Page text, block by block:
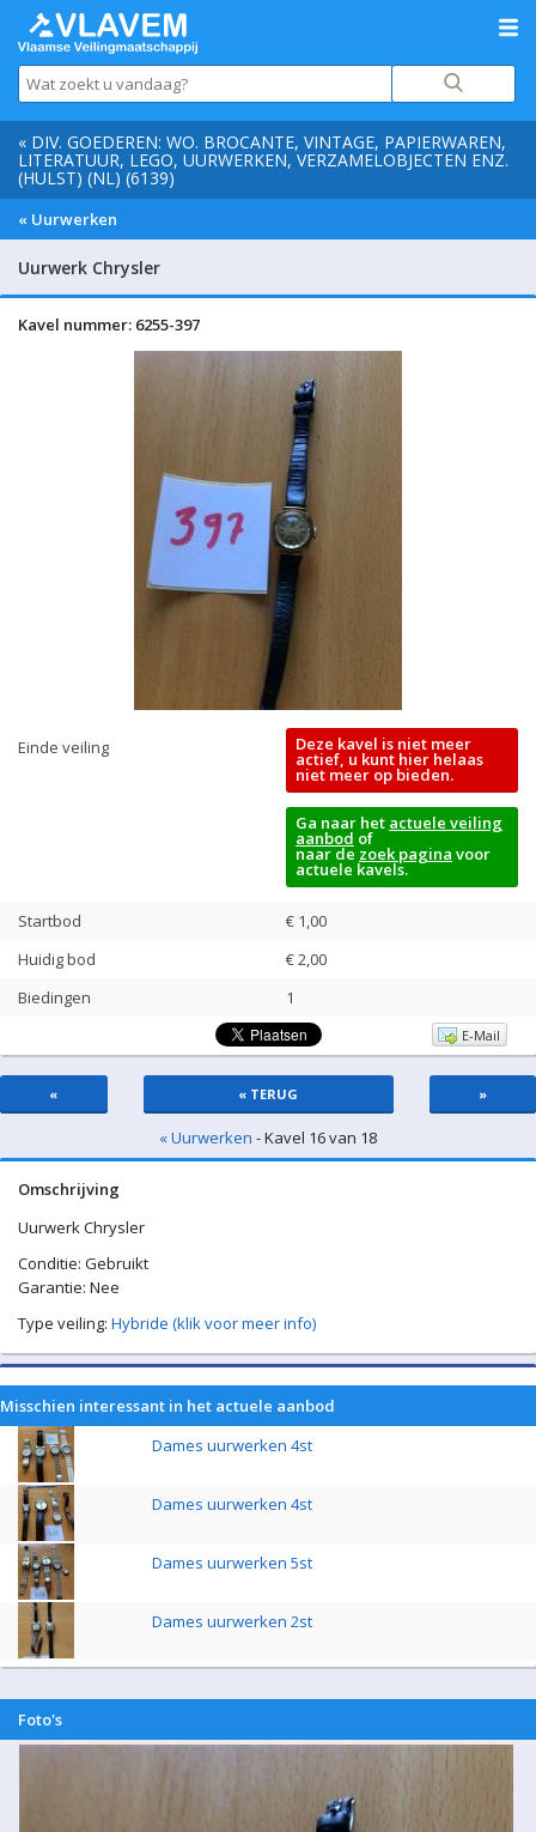
« DIV. GOEDEREN: WO. BROCANTE, VINTAGE, PAPIERWAREN,
LITERATUUR, LEGO, UURWERKEN, VERZAMELOBJECTEN ENZ.
(HULST) (NL) (6139)
« Uurwerken
Uurwerk Chrysler
Kavel nummer: 6255-397
Einde veiling Deze kavel is niet meer
actief, u kunt hier helaas
niet meer op bieden.
Ga naar het actuele veiling
aanbod of
naar de zoek pagina voor
actuele kavels.
Startbod
€ 1,00
Huidig bod
€2,00
Biedingen
1
E-Mail
« « TERUG »
« Uurwerken - Kavel 16 van 18
Omschrijving
Uurwerk Chrysler
Conditie: Gebruikt
Garantie: Nee
Type veiling: Hybride (klik voor meer info)
Misschien interessant in het actuele aanbod
Dames uurwerken 4st
Dames uurwerken 4st
Dames uurwerken 5st
Dames uurwerken 2st
Foto's